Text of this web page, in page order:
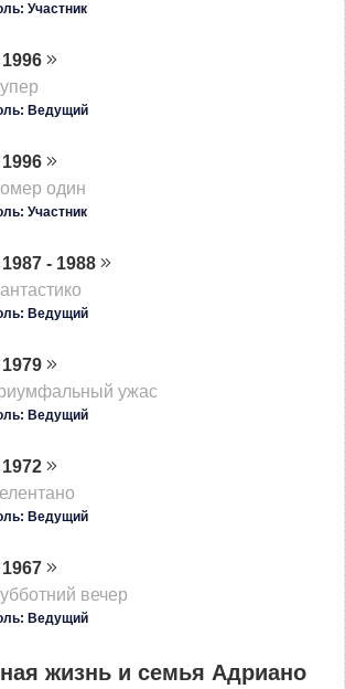
Участник
1996
Ведущий
1996
один
Участник
1987 - 1988
Ведущий
1979
ужас
Ведущий
1972
Ведущий
1967
вечер
Ведущий
жизнь и семья Адриано